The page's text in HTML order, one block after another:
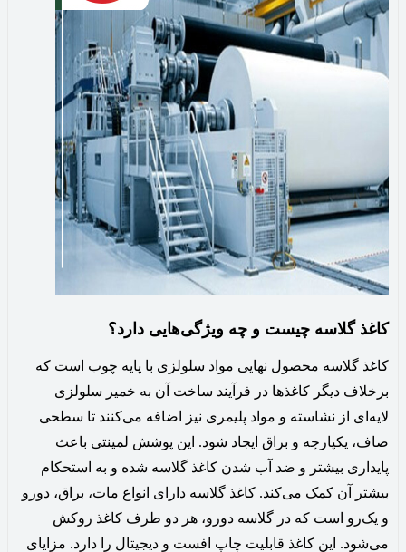
کاغذ گلاسه چیست و چه ویژگی‌هایی دارد؟
کاغذ گلاسه محصول نهایی مواد سلولزی با پایه چوب است که
برخلاف دیگر کاغذها در فرآیند ساخت آن به خمیر سلولزی
لایه‌ای از نشاسته و مواد پلیمری نیز اضافه می‌کنند تا سطحی
صاف، یکپارچه و براق ایجاد شود. این پوشش لمینتی باعث
پایداری بیشتر و ضد آب شدن کاغذ گلاسه شده و به استحکام
بیشتر آن کمک می‌کند. کاغذ گلاسه دارای انواع مات، براق، دورو
و یک‌رو است که در گلاسه دورو، هر دو طرف کاغذ روکش
می‌شود. این کاغذ قابلیت چاپ افست و دیجیتال را دارد. مزایای